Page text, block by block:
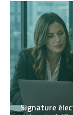
Signature